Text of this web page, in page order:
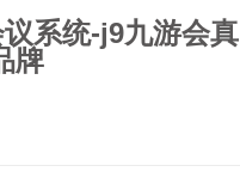
系统-j9九游会真
牌